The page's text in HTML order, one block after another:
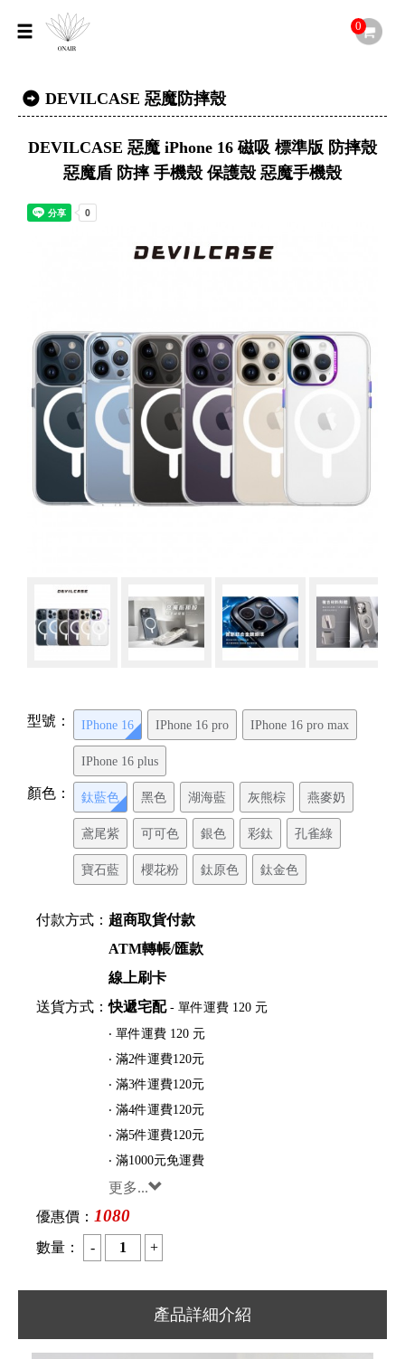
0
DEVILCASE 惡魔防摔殼
DEVILCASE 惡魔 iPhone 16 磁吸 標準版 防摔殼
惡魔盾 防摔 手機殼 保護殼 惡魔手機殼
顏色： 鈦藍色 黑色 湖海藍 灰熊棕 燕麥奶
鳶尾紫 可可色 銀色 彩鈦 孔雀綠
寶石藍 櫻花粉 鈦原色 鈦金色
型號： IPhone 16 IPhone 16 pro IPhone 16 pro max
IPhone 16 plus
付款方式： 超商取貨付款
ATM轉帳/匯款
線上刷卡
送貨方式：快遞宅配- 單件運費 120 元
‧ 單件運費 120 元
‧ 滿2件運費120元
‧ 滿3件運費120元
‧ 滿4件運費120元
‧ 滿5件運費120元
‧ 滿1000元免運費
更多...
優惠價： 1080
數量：
產品詳細介紹